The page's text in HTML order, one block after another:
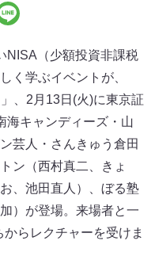
NISA（少額投資非課税
く学ぶイベントが、
、2月13日(火)に東京証
海キャンディーズ・山
芸人・さんきゅう倉田
ン（西村真二、きょ
、池田直人）、ぼる塾
）が登場。来場者と一
らレクチャーを受けま